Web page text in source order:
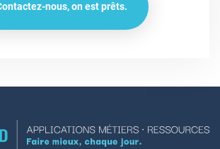
nous, on est prêts.